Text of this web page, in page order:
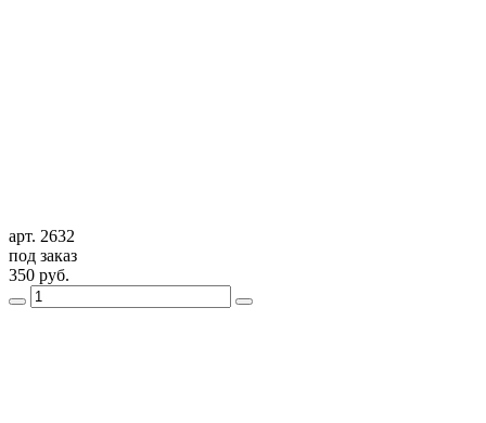
арт. 2632
под заказ
350 руб.